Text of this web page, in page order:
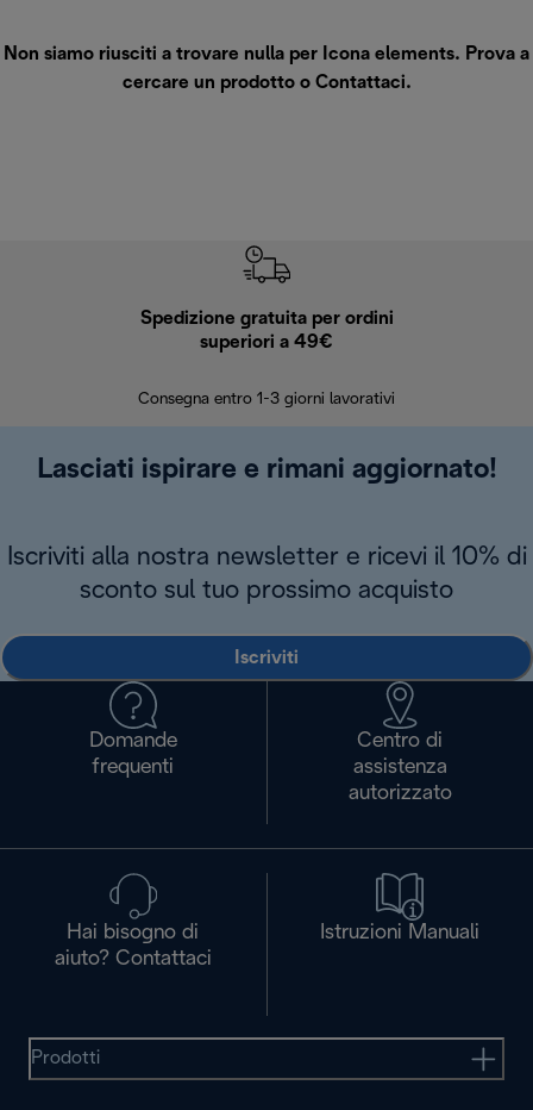
Non siamo riusciti a trovare nulla per Icona elements. Prova a
cercare un prodotto o Contattaci.
Spedizione gratuita per ordini
superiori a 49€
Consegna entro 1-3 giorni lavorativi
Lasciati ispirare e rimani aggiornato!
Iscriviti alla nostra newsletter e ricevi il 10% di
sconto sul tuo prossimo acquisto
Iscriviti
Domande
frequenti
Centro di
assistenza
autorizzato
Hai bisogno di
aiuto? Contattaci
Istruzioni Manuali
Prodotti